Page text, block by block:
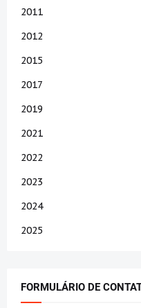
2011
2012
2015
2017
2019
2021
2022
2023
2024
2025
FORMULÁRIO DE